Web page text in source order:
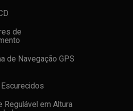
de
de Navegação GPS
Regulável em Altura